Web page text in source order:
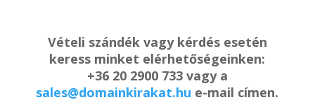
Vételi szándék vagy kérdés esetén
keress minket elérhetőségeinken:
+36 20 2900 733 vagy a
sales@domainkirakat.hu e-mail címen.